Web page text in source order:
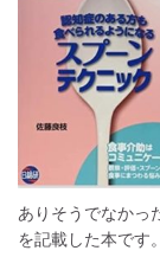
ありそうでなかっ
を記載した本です。